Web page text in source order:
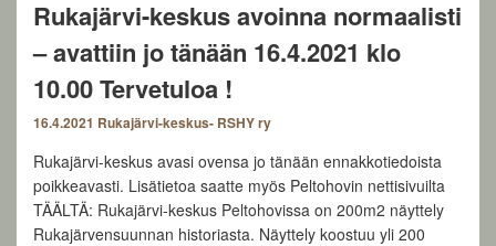
Rukajärvi-keskus avoinna normaalisti
– avattiin jo tänään 16.4.2021 klo
10.00 Tervetuloa !
16.4.2021 Rukajärvi-keskus- RSHY ry
Rukajärvi-keskus avasi ovensa jo tänään ennakkotiedoista
poikkeavasti. Lisätietoa saatte myös Peltohovin nettisivuilta
TÄÄLTÄ: Rukajärvi-keskus Peltohovissa on 200m2 näyttely
Rukajärvensuunnan historiasta. Näyttely koostuu yli 200